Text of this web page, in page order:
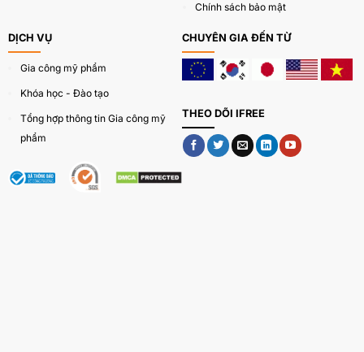
Chính sách bảo mật
DỊCH VỤ
Gia công mỹ phẩm
Khóa học - Đào tạo
Tổng hợp thông tin Gia công mỹ
phẩm
CHUYÊN GIA ĐẾN TỪ
THEO DÕI IFREE